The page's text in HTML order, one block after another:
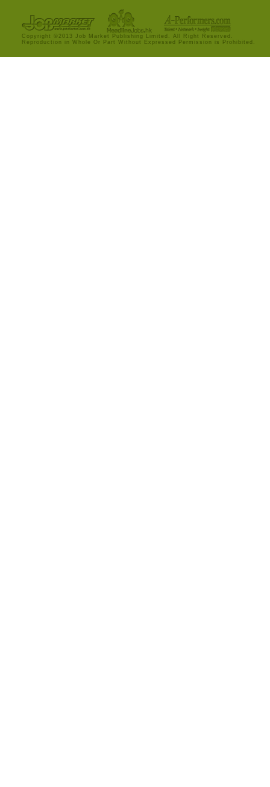
Copyright ©2013 Job Market Publishing Limited. All Right Reserved.
Reproduction in Whole Or Part Without Expressed Permission is Prohibited.